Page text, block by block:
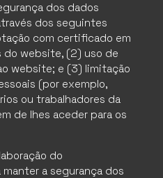
dos dados
dos seguintes
com certificado em
do website, (2) uso de
website; e (3) limitação
(por exemplo,
ou trabalhadores da
de lhes aceder para os
do
a segurança dos